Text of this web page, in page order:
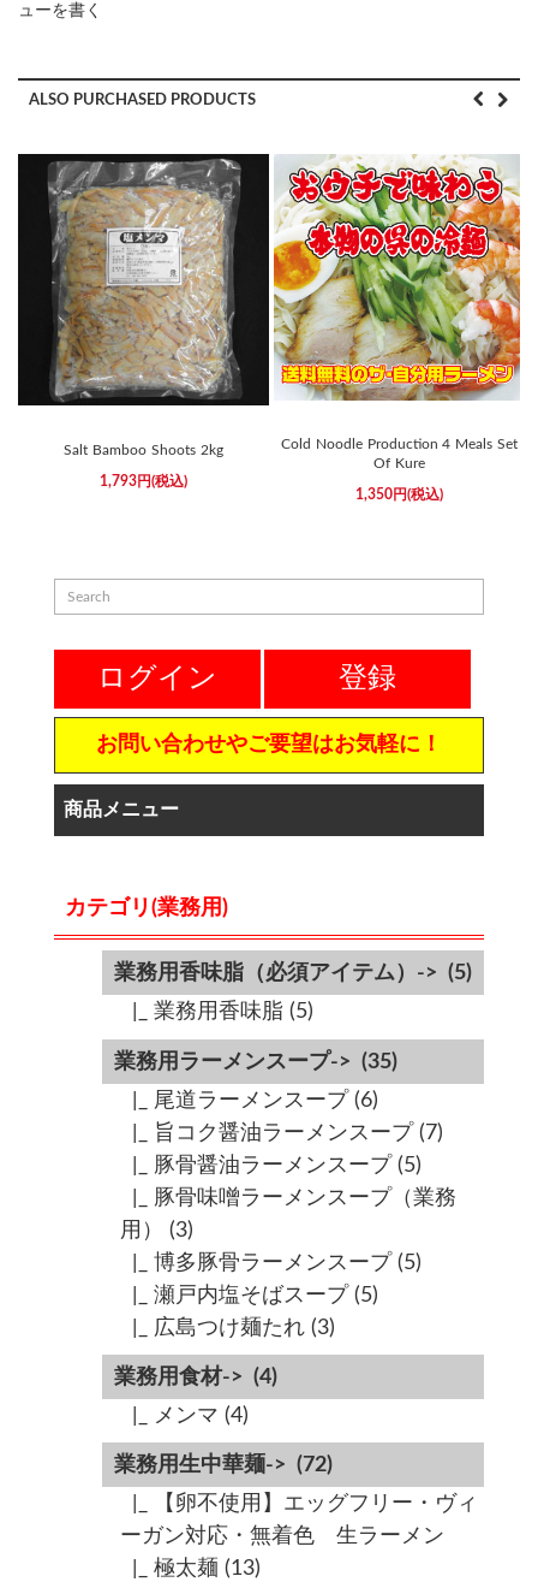
ューを書く
ALSO PURCHASED PRODUCTS
Salt Bamboo Shoots 2kg
1,793円(税込)
Cold Noodle Production 4 Meals Set
Of Kure
1,350円(税込)
ログイン 登録
お問い合わせやご要望はお気軽に！
商品メニュー
カテゴリ(業務用)
業務用香味脂（必須アイテム）-> (5)
|_ 業務用香味脂 (5)
業務用ラーメンスープ-> (35)
|_ 尾道ラーメンスープ(6)
|_ 旨コク醤油ラーメンスープ(7)
|_ 豚骨醤油ラーメンスープ(5)
|_ 豚骨味噌ラーメンスープ（業務
用）
(3)
|_ 博多豚骨ラーメンスープ(5)
|_ 瀬戸内塩そばスープ(5)
|_ 広島つけ麺たれ(3)
業務用食材-> (4)
|_ メンマ (4)
業務用生中華麺-> (72)
|_ 【卵不使用】エッグフリー・ヴィ
ーガン対応・無着色 生ラーメン
|_ 極太麺 (13)